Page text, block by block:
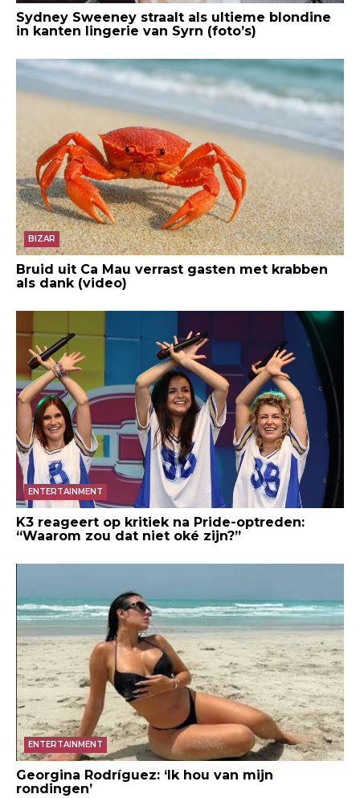
Sydney Sweeney straalt als ultieme blondine
in kanten lingerie van Syrn (foto’s)
BIZAR
Bruid uit Ca Mau verrast gasten met krabben
als dank (video)
ENTERTAINMENT
K3 reageert op kritiek na Pride-optreden:
“Waarom zou dat niet oké zijn?”
ENTERTAINMENT
Georgina Rodríguez: ‘Ik hou van mijn
rondingen’